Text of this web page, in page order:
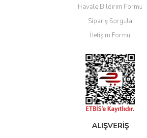
Ürün açıklamasında eksik bilgiler bulunuyor.
Ürün bilgilerinde hatalar bulunuyor.
Ürün fiyatı diğer sitelerden daha pahalı.
Gönder
Havale Bildirim Formu
Sipariş Sorgula
İletişim Formu
ALIŞVERİŞ